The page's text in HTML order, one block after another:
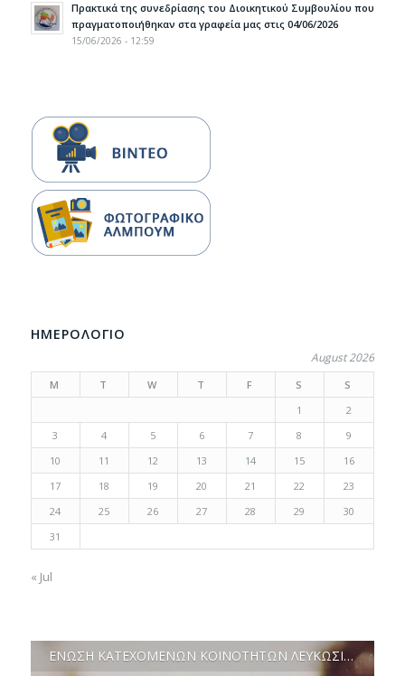
Πρακτικά της συνεδρίασης του Διοικητικού Συμβουλίου που
πραγματοποιήθηκαν στα γραφεία μας στις 04/06/2026
15/06/2026 - 12:59
ΗΜΕΡΟΛΟΓΙΟ
August 2026
M T W T F S
S
1
2
3
4 5 6 7 8
9
10
11 12 13 14 15
16
17
18 19 20 21 22
23
24
25 26 27 28 29
30
31
« Jul
ΕΝΩΣΗ ΚΑΤΕΧΟΜΕΝΩΝ ΚΟΙΝΟΤΗΤΩΝ ΛΕΥΚΩΣΙΑΣ